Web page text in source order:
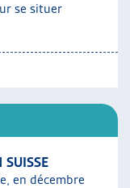
se situer
SUISSE
en décembre